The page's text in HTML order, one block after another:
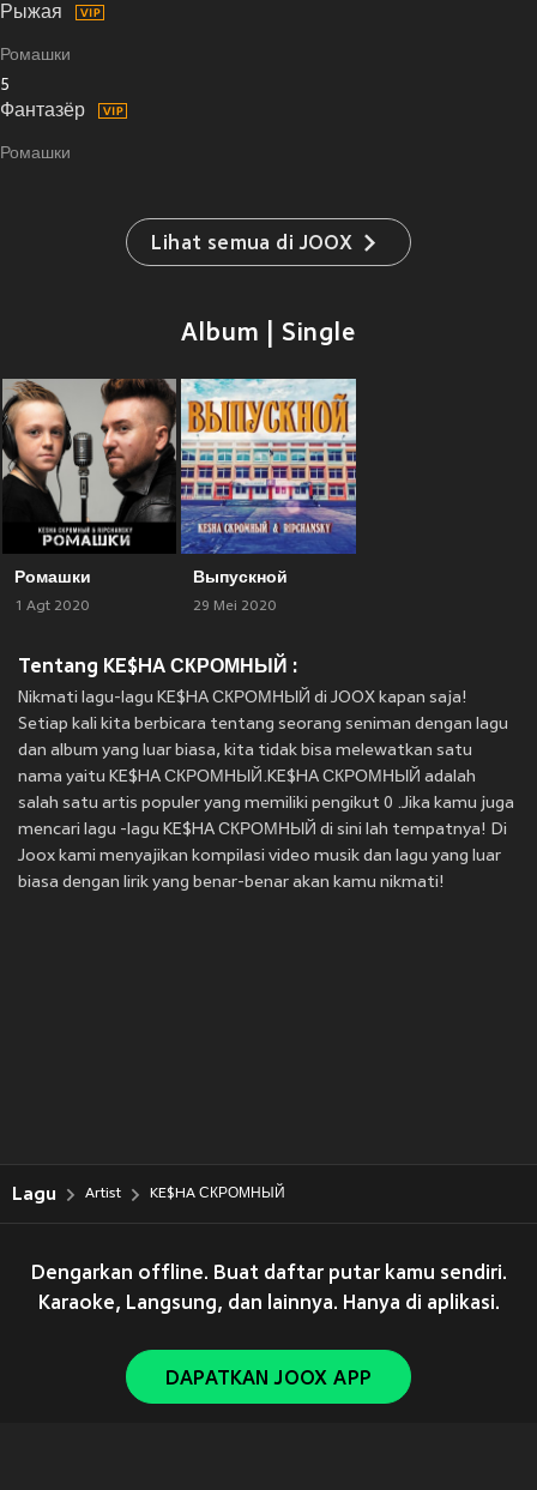
Рыжая
Ромашки
5
Фантазёр
Ромашки
Lihat semua di JOOX
Album | Single
Ромашки
1 Agt 2020
Выпускной
29 Mei 2020
Tentang KE$HA СКРОМНЫЙ :
Nikmati lagu-lagu KE$HA СКРОМНЫЙ di JOOX kapan saja!
Setiap kali kita berbicara tentang seorang seniman dengan lagu
dan album yang luar biasa, kita tidak bisa melewatkan satu
nama yaitu KE$HA СКРОМНЫЙ.KE$HA СКРОМНЫЙ adalah
salah satu artis populer yang memiliki pengikut 0 .Jika kamu juga
mencari lagu -lagu KE$HA СКРОМНЫЙ di sini lah tempatnya! Di
Joox kami menyajikan kompilasi video musik dan lagu yang luar
biasa dengan lirik yang benar-benar akan kamu nikmati!
Lagu Artist KE$HA СКРОМНЫЙ
Dengarkan offline. Buat daftar putar kamu sendiri.
Karaoke, Langsung, dan lainnya. Hanya di aplikasi.
DAPATKAN JOOX APP